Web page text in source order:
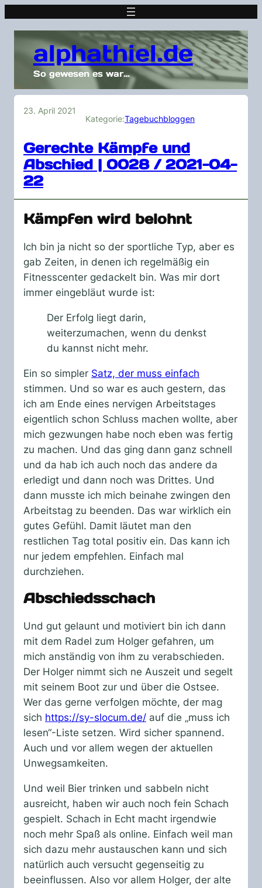
alphathiel.de
So gewesen es war…
23. April 2021
Kategorie:Tagebuchbloggen
Gerechte Kämpfe und
Abschied | 0028 / 2021-04-
22
Kämpfen wird belohnt
Ich bin ja nicht so der sportliche Typ, aber es
gab Zeiten, in denen ich regelmäßig ein
Fitnesscenter gedackelt bin. Was mir dort
immer eingebläut wurde ist:
Der Erfolg liegt darin,
weiterzumachen, wenn du denkst
du kannst nicht mehr.
Ein so simpler Satz, der muss einfach
stimmen. Und so war es auch gestern, das
ich am Ende eines nervigen Arbeitstages
eigentlich schon Schluss machen wollte, aber
mich gezwungen habe noch eben was fertig
zu machen. Und das ging dann ganz schnell
und da hab ich auch noch das andere da
erledigt und dann noch was Drittes. Und
dann musste ich mich beinahe zwingen den
Arbeitstag zu beenden. Das war wirklich ein
gutes Gefühl. Damit läutet man den
restlichen Tag total positiv ein. Das kann ich
nur jedem empfehlen. Einfach mal
durchziehen.
Abschiedsschach
Und gut gelaunt und motiviert bin ich dann
mit dem Radel zum Holger gefahren, um
mich anständig von ihm zu verabschieden.
Der Holger nimmt sich ne Auszeit und segelt
mit seinem Boot zur und über die Ostsee.
Wer das gerne verfolgen möchte, der mag
sich https://sy-slocum.de/ auf die „muss ich
lesen“-Liste setzen. Wird sicher spannend.
Auch und vor allem wegen der aktuellen
Unwegsamkeiten.
Und weil Bier trinken und sabbeln nicht
ausreicht, haben wir auch noch fein Schach
gespielt. Schach in Echt macht irgendwie
noch mehr Spaß als online. Einfach weil man
sich dazu mehr austauschen kann und sich
natürlich auch versucht gegenseitig zu
beeinflussen. Also vor allem Holger, der alte